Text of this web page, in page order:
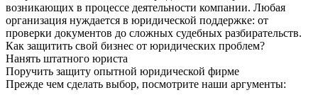
возникающих в процессе деятельности компании. Любая
организация нуждается в юридической поддержке: от
проверки документов до сложных судебных разбирательств.
Как защитить свой бизнес от юридических проблем?
Нанять штатного юриста
Поручить защиту опытной юридической фирме
Прежде чем сделать выбор, посмотрите наши аргументы: